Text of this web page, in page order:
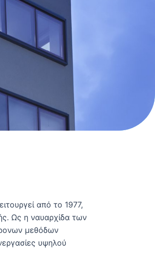
από το 1977,
Ως η ναυαρχίδα των
μεθόδων
υψηλού